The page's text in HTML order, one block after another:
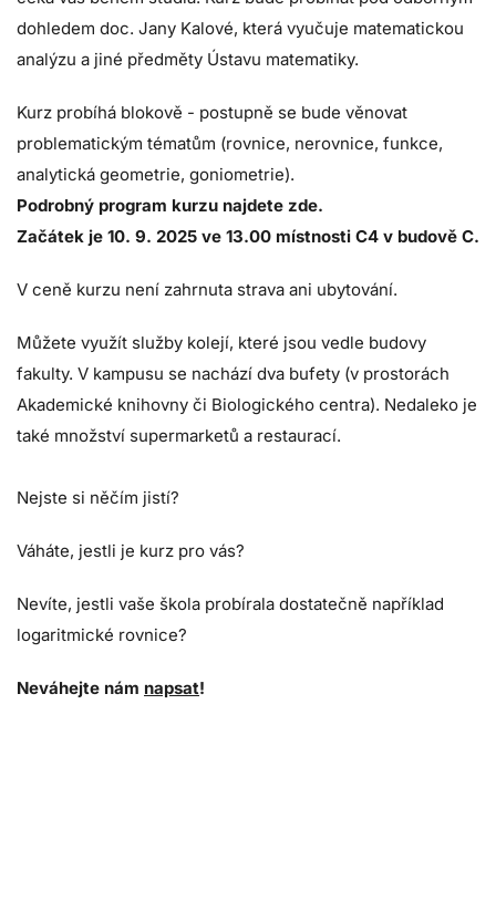
dohledem doc. Jany Kalové, která vyučuje matematickou
analýzu a jiné předměty Ústavu matematiky.
Kurz probíhá blokově - postupně se bude věnovat
problematickým tématům (rovnice, nerovnice, funkce,
analytická geometrie, goniometrie).
Podrobný program kurzu najdete zde.
Začátek je 10. 9. 2025 ve 13.00 místnosti C4 v budově C.
V ceně kurzu není zahrnuta strava ani ubytování.
Můžete využít služby kolejí, které jsou vedle budovy
fakulty. V kampusu se nachází dva bufety (v prostorách
Akademické knihovny či Biologického centra). Nedaleko je
také množství supermarketů a restaurací.
Nejste si něčím jistí?
Váháte, jestli je kurz pro vás?
Nevíte, jestli vaše škola probírala dostatečně například
logaritmické rovnice?
Neváhejte nám napsat!